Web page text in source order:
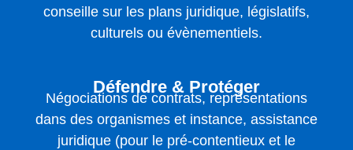
conseille sur les plans juridique, législatifs,
culturels ou évènementiels.
Défendre & Protéger
Négociations de contrats, représentations
dans des organismes et instance, assistance
juridique (pour le pré-contentieux et le